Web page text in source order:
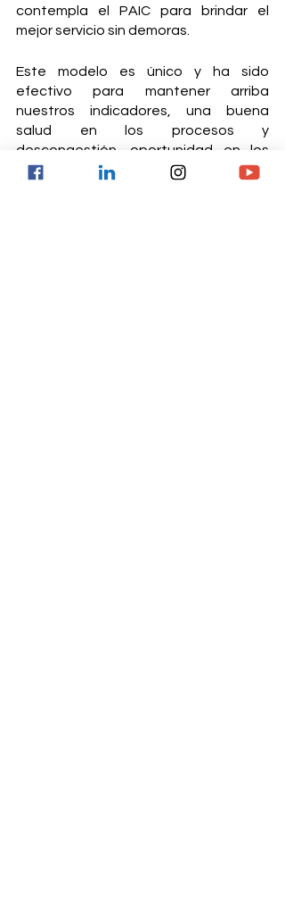
contempla el PAIC para brindar el
mejor servicio sin demoras.
Este modelo es único y ha sido
efectivo para mantener arriba
nuestros indicadores, una buena
salud en los procesos y
descongestión, oportunidad en los
tratamientos y pacientes más